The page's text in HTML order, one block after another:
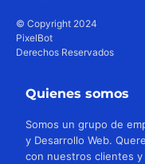
© Copyright 2024
PixelBot
Derechos Reservados
Quienes somos
Somos un grupo de
y Desarrollo Web.
con nuestros clientes y